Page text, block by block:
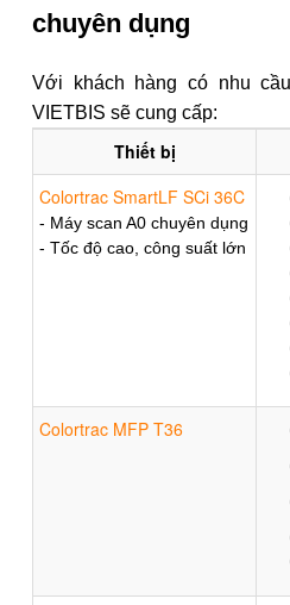
chuyên dụng
Với khách hàng có nhu
VIETBIS sẽ cung cấp:
Thiết bị
Colortrac SmartLF SCi 36C
- Máy scan A0 chuyên dụng
- Tốc độ cao, công suất lớn
Colortrac MFP T36